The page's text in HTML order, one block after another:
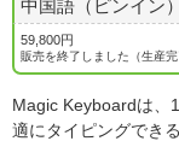
中国語（ピンイン）
59,800円
販売を終了しました（生産完
Magic Keyboardは、
適にタイピングでき